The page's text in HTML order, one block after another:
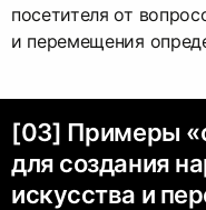
посетителя от
и перемещения
[03] Примеры
для создания
искусства и